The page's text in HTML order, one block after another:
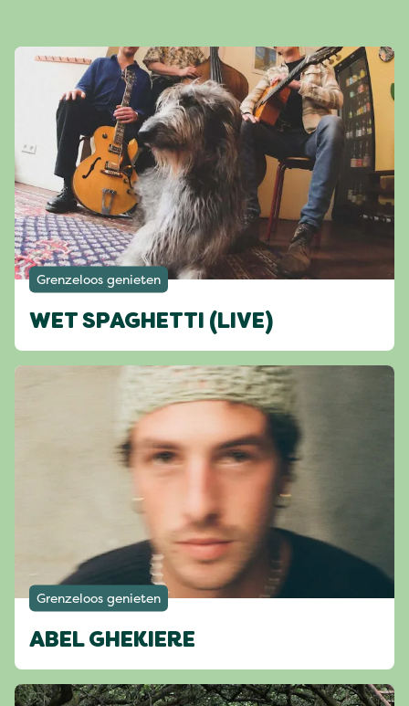
Grenzeloos genieten
WET SPAGHETTI (LIVE)
Grenzeloos genieten
ABEL GHEKIERE